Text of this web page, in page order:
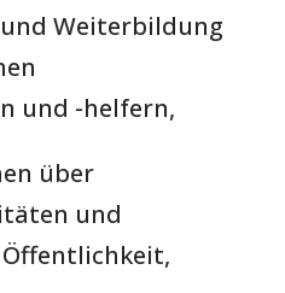
Weiterbildung
und -helfern,
über
und